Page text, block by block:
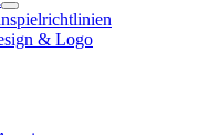
& Logo